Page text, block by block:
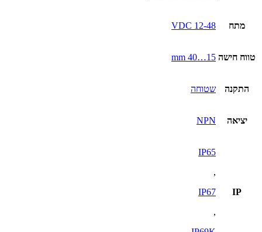
מתח 12-48 VDC
טווח חישה 15…40 mm
התקנה שטוחה
יציאה NPN
IP
IP65
,
IP67
,